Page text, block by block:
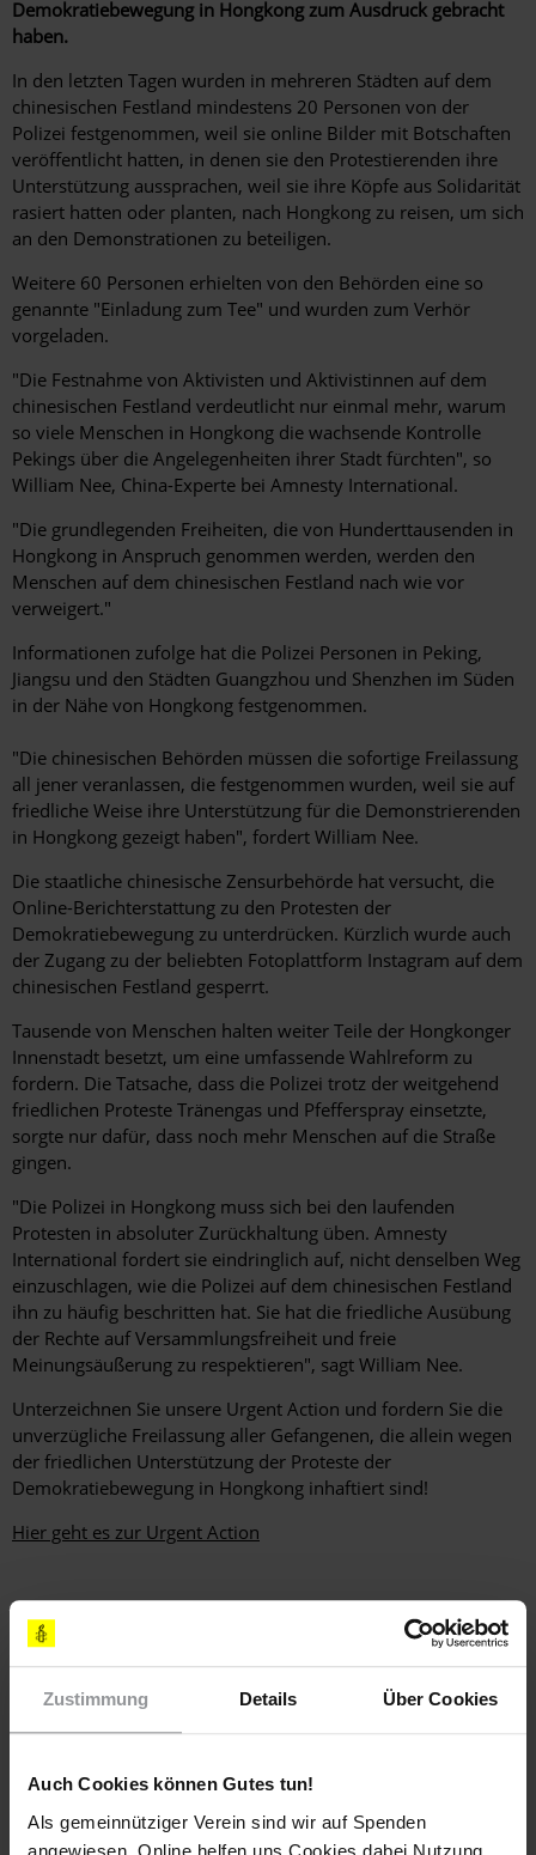
Zustimmung Details Über Cookies
Auch Cookies können Gutes tun!
Als gemeinnütziger Verein sind wir auf Spenden
angewiesen. Online helfen uns Cookies dabei Nutzung
Demokratiebewegung in Hongkong zum Ausdruck gebracht
haben.
In den letzten Tagen wurden in mehreren Städten auf dem
chinesischen Festland mindestens 20 Personen von der
Polizei festgenommen, weil sie online Bilder mit Botschaften
veröffentlicht hatten, in denen sie den Protestierenden ihre
Unterstützung aussprachen, weil sie ihre Köpfe aus Solidarität
rasiert hatten oder planten, nach Hongkong zu reisen, um sich
an den Demonstrationen zu beteiligen.
Weitere 60 Personen erhielten von den Behörden eine so
genannte "Einladung zum Tee" und wurden zum Verhör
vorgeladen.
"Die Festnahme von Aktivisten und Aktivistinnen auf dem
chinesischen Festland verdeutlicht nur einmal mehr, warum
so viele Menschen in Hongkong die wachsende Kontrolle
Pekings über die Angelegenheiten ihrer Stadt fürchten", so
William Nee, China-Experte bei Amnesty International.
"Die grundlegenden Freiheiten, die von Hunderttausenden in
Hongkong in Anspruch genommen werden, werden den
Menschen auf dem chinesischen Festland nach wie vor
verweigert."
Informationen zufolge hat die Polizei Personen in Peking,
Jiangsu und den Städten Guangzhou und Shenzhen im Süden
in der Nähe von Hongkong festgenommen.
"Die chinesischen Behörden müssen die sofortige Freilassung
all jener veranlassen, die festgenommen wurden, weil sie auf
friedliche Weise ihre Unterstützung für die Demonstrierenden
in Hongkong gezeigt haben", fordert William Nee.
Die staatliche chinesische Zensurbehörde hat versucht, die
Online-Berichterstattung zu den Protesten der
Demokratiebewegung zu unterdrücken. Kürzlich wurde auch
der Zugang zu der beliebten Fotoplattform Instagram auf dem
chinesischen Festland gesperrt.
Tausende von Menschen halten weiter Teile der Hongkonger
Innenstadt besetzt, um eine umfassende Wahlreform zu
fordern. Die Tatsache, dass die Polizei trotz der weitgehend
friedlichen Proteste Tränengas und Pfefferspray einsetzte,
sorgte nur dafür, dass noch mehr Menschen auf die Straße
gingen.
"Die Polizei in Hongkong muss sich bei den laufenden
Protesten in absoluter Zurückhaltung üben. Amnesty
International fordert sie eindringlich auf, nicht denselben Weg
einzuschlagen, wie die Polizei auf dem chinesischen Festland
ihn zu häufig beschritten hat. Sie hat die friedliche Ausübung
der Rechte auf Versammlungsfreiheit und freie
Meinungsäußerung zu respektieren", sagt William Nee.
Unterzeichnen Sie unsere Urgent Action und fordern Sie die
unverzügliche Freilassung aller Gefangenen, die allein wegen
der friedlichen Unterstützung der Proteste der
Demokratiebewegung in Hongkong inhaftiert sind!
Hier geht es zur Urgent Action
Weitere Informationen
Länder
China Hongkong
Themen